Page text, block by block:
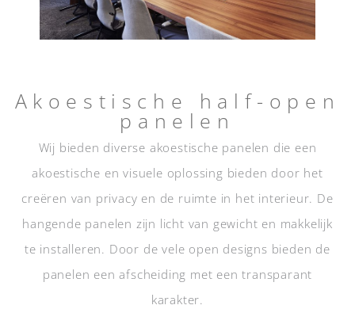
Akoestische half-open
panelen
Wij bieden diverse akoestische panelen die een
akoestische en visuele oplossing bieden door het
creëren van privacy en de ruimte in het interieur. De
hangende panelen zijn licht van gewicht en makkelijk
te installeren. Door de vele open designs bieden de
panelen een afscheiding met een transparant
karakter.